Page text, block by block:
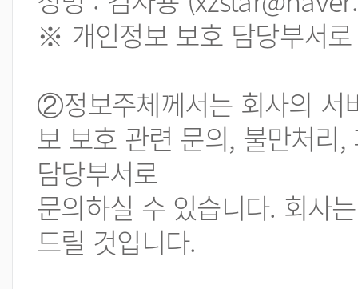
※ 개인정보 보호 담당부서
②정보주체께서는 회사의 서
보 보호 관련 문의, 불만처리
담당부서로
문의하실 수 있습니다. 회사
드릴 것입니다.